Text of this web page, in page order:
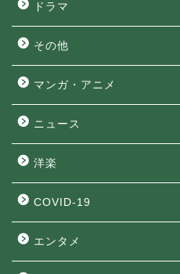
ドラマ
その他
マンガ・アニメ
ニュース
洋楽
COVID-19
エンタメ